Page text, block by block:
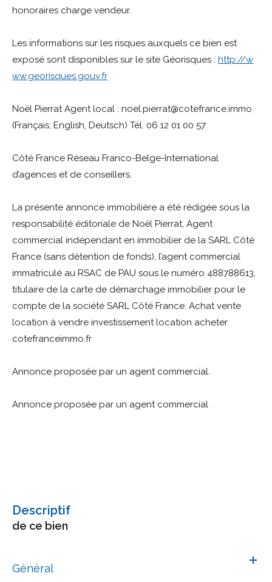
honoraires charge vendeur.
Les informations sur les risques auxquels ce bien est
exposé sont disponibles sur le site Géorisques : http://w
ww.georisques.gouv.fr
Noël Pierrat Agent local : noel.pierrat@cotefrance.immo
(Français, English, Deutsch) Tél. 06 12 01 00 57
Côté France Réseau Franco-Belge-International
d’agences et de conseillers.
La présente annonce immobilière a été rédigée sous la
responsabilité éditoriale de Noël Pierrat, Agent
commercial indépendant en immobilier de la SARL Côté
France (sans détention de fonds), l’agent commercial
immatriculé au RSAC de PAU sous le numéro 488788613,
titulaire de la carte de démarchage immobilier pour le
compte de la société SARL Côté France. Achat vente
location à vendre investissement location acheter
cotefranceimmo.fr
Annonce proposée par un agent commercial.
Annonce proposée par un agent commercial
descriptif
de ce bien
Général